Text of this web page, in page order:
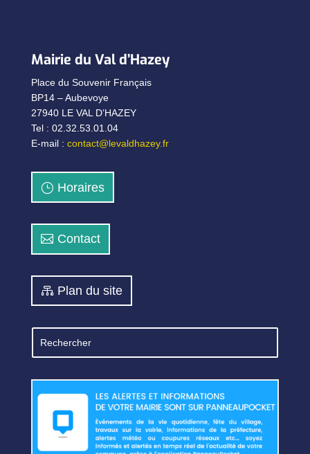
Mairie du Val d’Hazey
Place du Souvenir Français
BP14 – Aubevoye
27940 LE VAL D’HAZEY
Tel : 02.32.53.01.04
E-mail : contact@levaldhazey.fr
Horaires
Contact
Plan du site